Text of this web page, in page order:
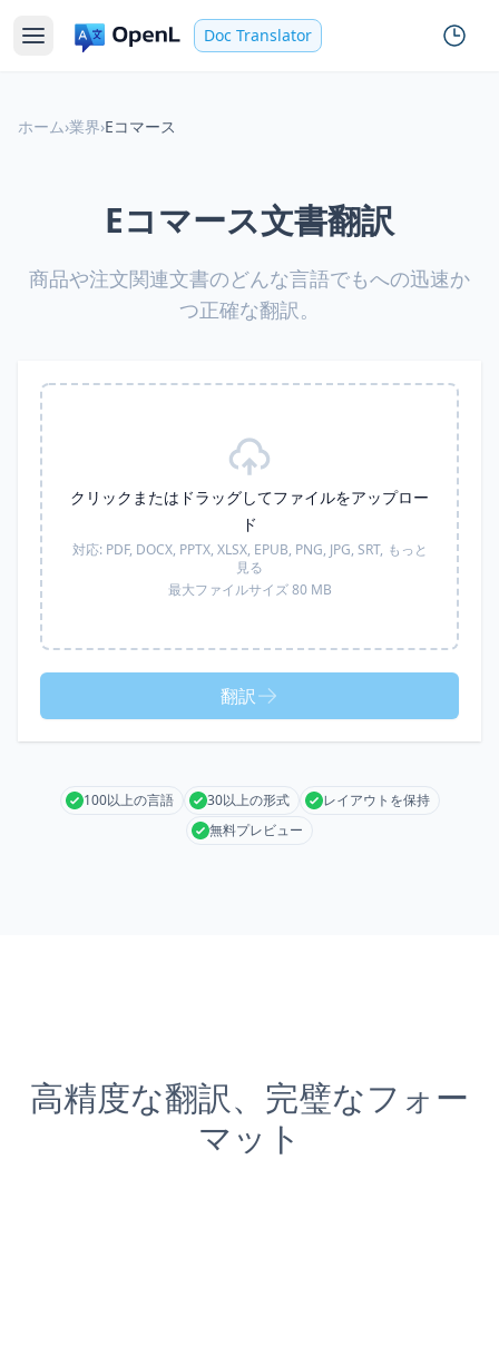
Doc Translator
ホーム›業界›Eコマース
Eコマース文書翻訳
商品や注文関連文書のどんな言語でもへの迅速か
つ正確な翻訳。
クリックまたはドラッグしてファイルをアップロー
ド
対応: PDF, DOCX, PPTX, XLSX, EPUB, PNG, JPG, SRT, もっと
見る
最大ファイルサイズ 80 MB
翻訳
100以上の言語 30以上の形式
レイアウトを保持
無料プレビュー
高精度な翻訳、完璧なフォー
マット